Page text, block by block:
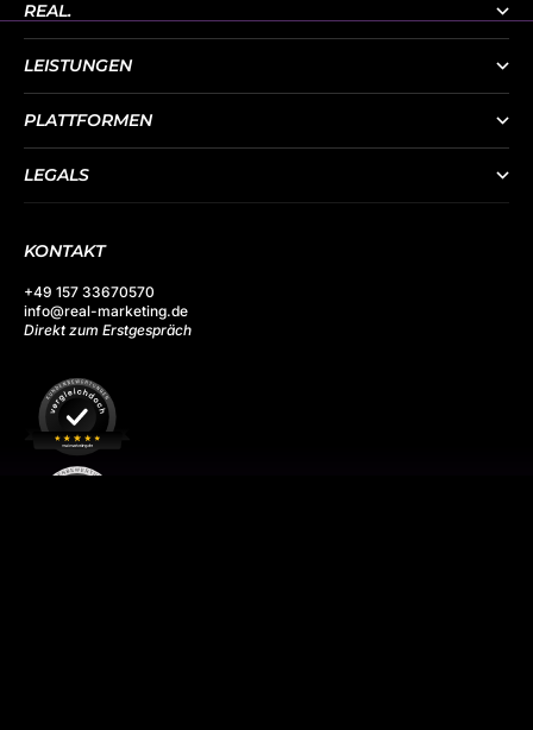
REAL.
LEISTUNGEN
PLATTFORMEN
LEGALS
KONTAKT
+49 157 33670570
info@real-marketing.de
Direkt zum Erstgespräch